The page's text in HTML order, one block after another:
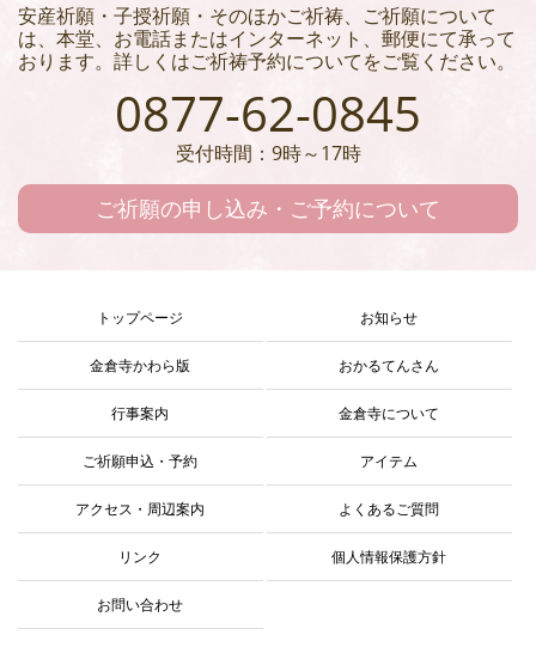
安産祈願・子授祈願・そのほかご祈祷、ご祈願について
は、本堂、お電話またはインターネット、郵便にて承って
おります。詳しくはご祈祷予約についてをご覧ください。
0877-62-0845
受付時間：9時～17時
ご祈願の申し込み・ご予約について
トップページ お知らせ
金倉寺かわら版 おかるてんさん
行事案内 金倉寺について
ご祈願申込・予約 アイテム
アクセス・周辺案内 よくあるご質問
リンク 個人情報保護方針
お問い合わせ